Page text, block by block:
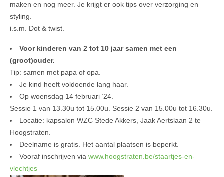
maken en nog meer. Je krijgt er ook tips over verzorging en
styling.
i.s.m. Dot & twist.
Voor kinderen van 2 tot 10 jaar samen met een
(groot)ouder.
Tip: samen met papa of opa.
Je kind heeft voldoende lang haar.
Op woensdag 14 februari ’24.
Sessie 1 van 13.30u tot 15.00u. Sessie 2 van 15.00u tot 16.30u.
Locatie: kapsalon WZC Stede Akkers, Jaak Aertslaan 2 te
Hoogstraten.
Deelname is gratis. Het aantal plaatsen is beperkt.
Vooraf inschrijven via www.hoogstraten.be/staartjes-en-
vlechtjes